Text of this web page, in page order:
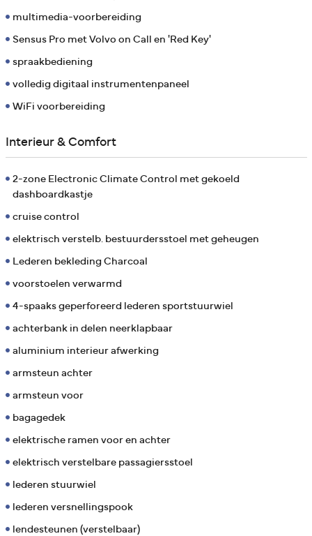
multimedia-voorbereiding
Sensus Pro met Volvo on Call en 'Red Key'
spraakbediening
volledig digitaal instrumentenpaneel
WiFi voorbereiding
Interieur & Comfort
2-zone Electronic Climate Control met gekoeld
dashboardkastje
cruise control
elektrisch verstelb. bestuurdersstoel met geheugen
Lederen bekleding Charcoal
voorstoelen verwarmd
4-spaaks geperforeerd lederen sportstuurwiel
achterbank in delen neerklapbaar
aluminium interieur afwerking
armsteun achter
armsteun voor
bagagedek
elektrische ramen voor en achter
elektrisch verstelbare passagiersstoel
lederen stuurwiel
lederen versnellingspook
lendesteunen (verstelbaar)